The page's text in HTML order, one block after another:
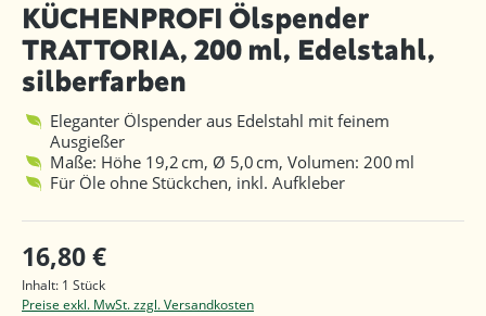
KÜCHENPROFI Ölspender
TRATTORIA, 200 ml, Edelstahl,
silberfarben
Eleganter Ölspender aus Edelstahl mit feinem
Ausgießer
Maße: Höhe 19,2 cm, Ø 5,0 cm, Volumen: 200 ml
Für Öle ohne Stückchen, inkl. Aufkleber
16,80 €
Inhalt: 1 Stück
Preise exkl. MwSt. zzgl. Versandkosten